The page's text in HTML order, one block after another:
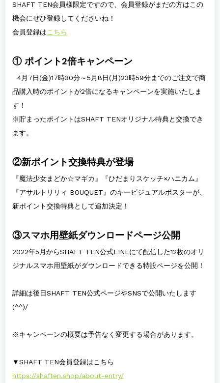
SHAFT TEN会員様限定ですので、会員登録がまだの方はこの
機会にぜひ登録してくださいね！
会員登録はこちら
① ポイント2倍キャンペーン
4月7日(金)17時30分～5月8日(月)23時59分までのご注文で商
品購入時のポイントが2倍になるキャンペーンを実施いたしま
す！
※貯まったポイントはSHAFT TENオリジナル特典と交換でき
ます。
②新ポイント交換特典が登場
『魔法少女まどか☆マギカ』『ひだまりスケッチ×ハニカム』
『アサルトリリィ BOUQUET』のキービジュアルポスターが、
新ポイント交換特典として追加決定！
③スマホ用壁紙ダウンロードページ公開
2022年5月からSHAFT TEN公式LINEにて配信した12枚のオリ
ジナルスマホ用壁紙がダウンロードできる特設ページを公開！
詳細は後日SHAFT TEN公式ページやSNSで公開いたします
(^^)/
※キャンペーンの概要は予告なく変更する場合があります。
▼SHAFT TEN会員登録はこちら
https://shaften.shop/about-entry/